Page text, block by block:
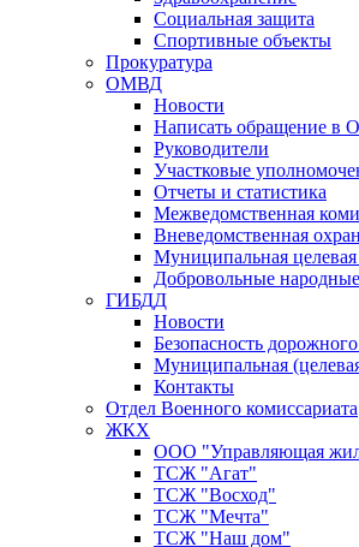
Социальная защита
Спортивные объекты
Прокуратура
ОМВД
Новости
Написать обращение в
Руководители
Участковые
Отчеты и статистика
Межведомственная
Вневедомственная
Муниципальная
Добровольные
ГИБДД
Новости
Безопасность
Муниципальная
Контакты
Отдел Военного комиссариата
ЖКХ
ООО "Управляющая
ТСЖ "Агат"
ТСЖ "Восход"
ТСЖ "Мечта"
ТСЖ "Наш дом"